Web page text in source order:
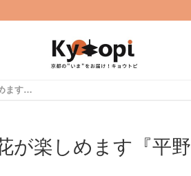
【京都花めぐり】真冬もお花が楽しめます『平野神社』
が楽しめます『平野